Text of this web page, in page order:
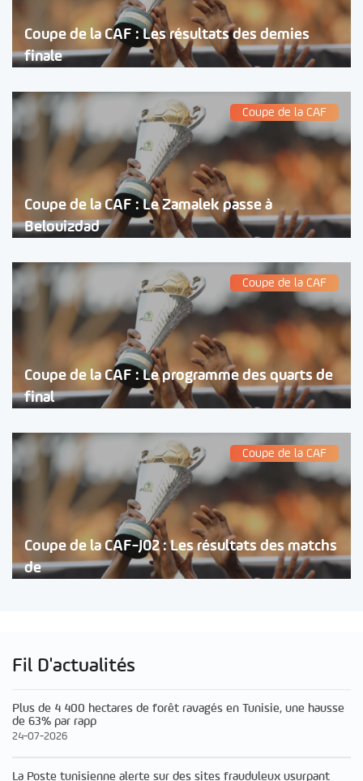
Coupe de la CAF : Les résultats des demies
finale
Coupe de la CAF
Coupe de la CAF : Le Zamalek passe à
Belouizdad
Coupe de la CAF
Coupe de la CAF : Le programme des quarts de
final
Coupe de la CAF
Coupe de la CAF-J02 : Les résultats des matchs
de
Fil D'actualités
Plus de 4 400 hectares de forêt ravagés en Tunisie, une hausse
de 63% par rapp
24-07-2026
La Poste tunisienne alerte sur des sites frauduleux usurpant